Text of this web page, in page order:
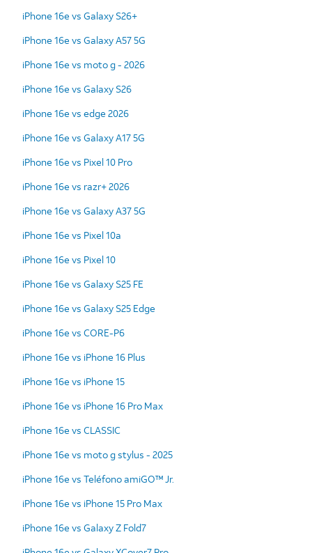
iPhone 16e vs Galaxy S26+
iPhone 16e vs Galaxy A57 5G
iPhone 16e vs moto g - 2026
iPhone 16e vs Galaxy S26
iPhone 16e vs edge 2026
iPhone 16e vs Galaxy A17 5G
iPhone 16e vs Pixel 10 Pro
iPhone 16e vs razr+ 2026
iPhone 16e vs Galaxy A37 5G
iPhone 16e vs Pixel 10a
iPhone 16e vs Pixel 10
iPhone 16e vs Galaxy S25 FE
iPhone 16e vs Galaxy S25 Edge
iPhone 16e vs CORE-P6
iPhone 16e vs iPhone 16 Plus
iPhone 16e vs iPhone 15
iPhone 16e vs iPhone 16 Pro Max
iPhone 16e vs CLASSIC
iPhone 16e vs moto g stylus - 2025
iPhone 16e vs Teléfono amiGO™ Jr.
iPhone 16e vs iPhone 15 Pro Max
iPhone 16e vs Galaxy Z Fold7